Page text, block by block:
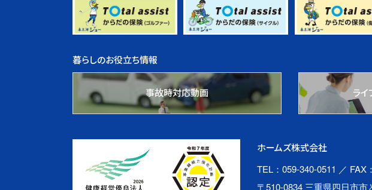
暮らしのお役立ち情報
事故時対応動画 ラ
ホームズ株式会社
TEL：059-340-0511 ／ FAX
〒510-0834 三重県四日市市